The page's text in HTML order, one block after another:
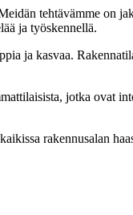
tehtävämme on
ja työskennellä.
ja kasvaa.
jotka ovat
rakennusalan